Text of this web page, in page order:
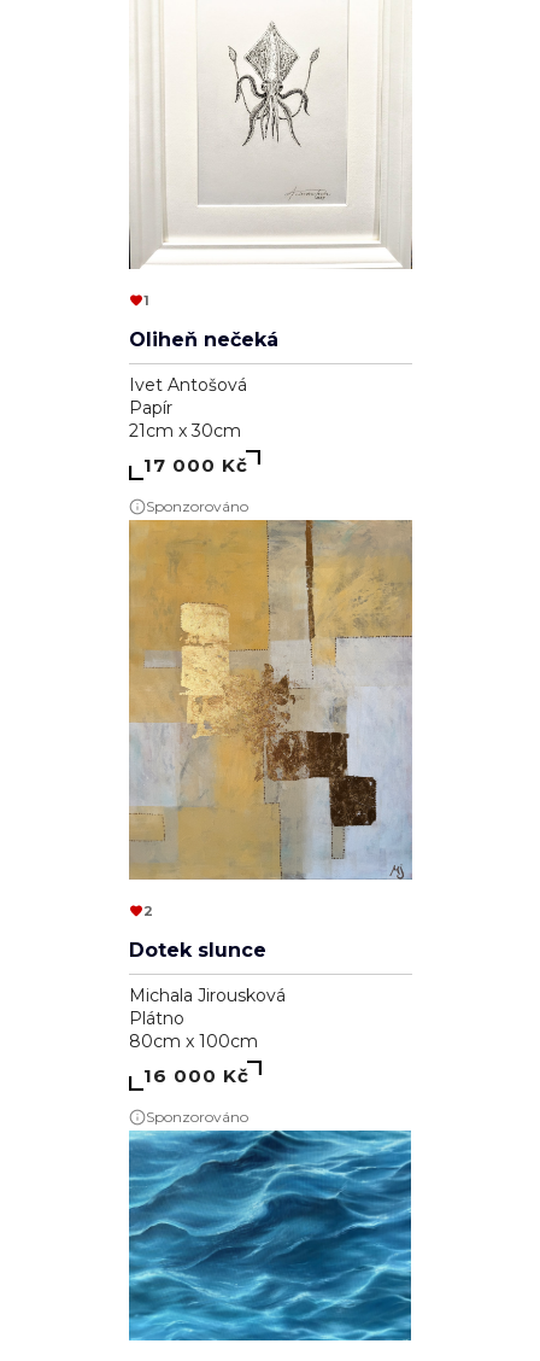
1
Oliheň nečeká
Ivet Antošová
Papír
21cm x 30cm
17 000 Kč
Sponzorováno
2
Dotek slunce
Michala Jirousková
Plátno
80cm x 100cm
16 000 Kč
Sponzorováno